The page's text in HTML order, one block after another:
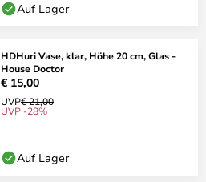
Auf Lager
HDHuri Vase, klar, Höhe 20 cm, Glas -
House Doctor
€ 15,00
UVP€ 21,00
UVP -28%
Auf Lager